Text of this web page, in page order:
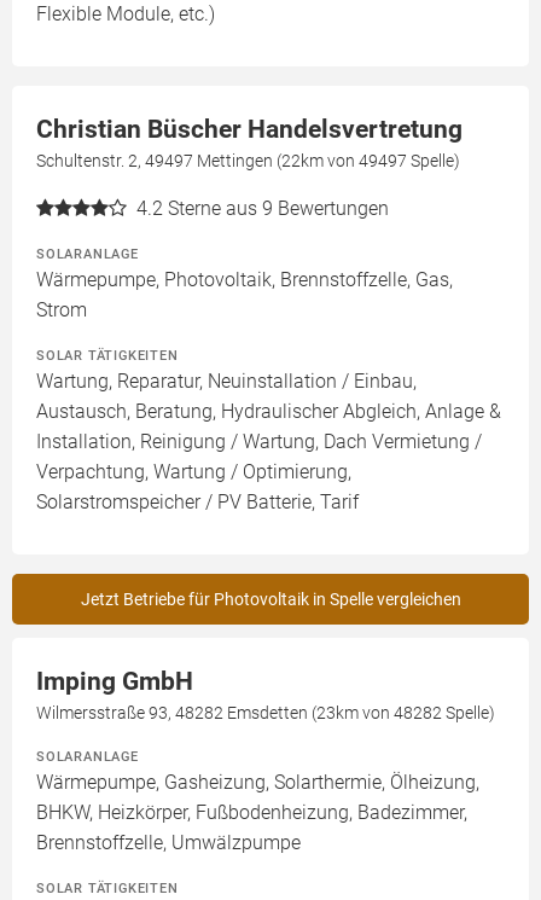
Flexible Module, etc.)
Christian Büscher Handelsvertretung
Schultenstr. 2, 49497 Mettingen (22km von 49497 Spelle)
4.2 Sterne aus 9 Bewertungen
SOLARANLAGE
Wärmepumpe, Photovoltaik, Brennstoffzelle, Gas,
Strom
SOLAR TÄTIGKEITEN
Wartung, Reparatur, Neuinstallation / Einbau,
Austausch, Beratung, Hydraulischer Abgleich, Anlage &
Installation, Reinigung / Wartung, Dach Vermietung /
Verpachtung, Wartung / Optimierung,
Solarstromspeicher / PV Batterie, Tarif
Jetzt Betriebe für Photovoltaik in Spelle vergleichen
Imping GmbH
Wilmersstraße 93, 48282 Emsdetten (23km von 48282 Spelle)
SOLARANLAGE
Wärmepumpe, Gasheizung, Solarthermie, Ölheizung,
BHKW, Heizkörper, Fußbodenheizung, Badezimmer,
Brennstoffzelle, Umwälzpumpe
SOLAR TÄTIGKEITEN